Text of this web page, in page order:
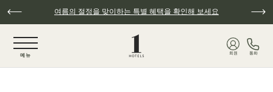
주요 콘텐츠로 건너뛰기여름의 절정을 맞이하는 특별 혜택을 확인해 보세요
메뉴
회원 통화